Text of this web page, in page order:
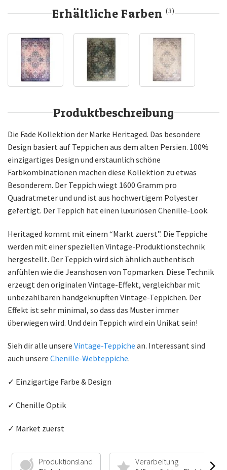
Erhältliche Farben(3)
Produktbeschreibung
Die Fade Kollektion der Marke Heritaged. Das besondere
Design basiert auf Teppichen aus dem alten Persien. 100%
einzigartiges Design und erstaunlich schöne
Farbkombinationen machen diese Kollektion zu etwas
Besonderem. Der Teppich wiegt 1600 Gramm pro
Quadratmeter und und ist aus hochwertigem Polyester
gefertigt. Der Teppich hat einen luxuriösen Chenille-Look.
Heritaged kommt mit einem “Markt zuerst”. Die Teppiche
werden mit einer speziellen Vintage-Produktionstechnik
hergestellt. Der Teppich wird sich ähnlich authentisch
anfühlen wie die Jeanshosen von Topmarken. Diese Technik
erzeugt den originalen Vintage-Effekt, vergleichbar mit
unbezahlbaren handgeknüpften Vintage-Teppichen. Der
Effekt ist sehr minimal, so dass das Muster immer
überwiegen wird. Und dein Teppich wird ein Unikat sein!
Sieh dir alle unsere Vintage-Teppiche an. Interessant sind
auch unsere Chenille-Webteppiche.
✓ Einzigartige Farbe & Design
✓ Chenille Optik
✓ Market zuerst
Produktionsland
Verarbeitung